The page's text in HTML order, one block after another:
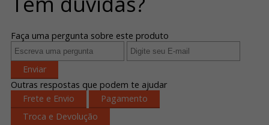
Faça uma pergunta sobre este produto
Enviar
Outras respostas que podem te ajudar
Frete e Envio
Pagamento
Troca e Devolução